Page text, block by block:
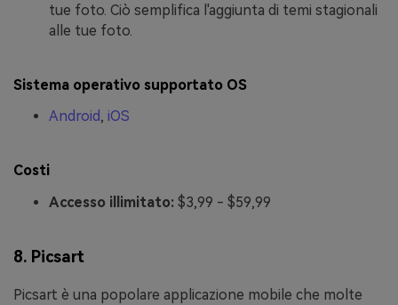
tue foto. Ciò semplifica l'aggiunta di temi stagionali
alle tue foto.
Sistema operativo supportato OS
Android, iOS
Costi
Accesso illimitato: $3,99 - $59,99
8. Picsart
Picsart è una popolare applicazione mobile che molte